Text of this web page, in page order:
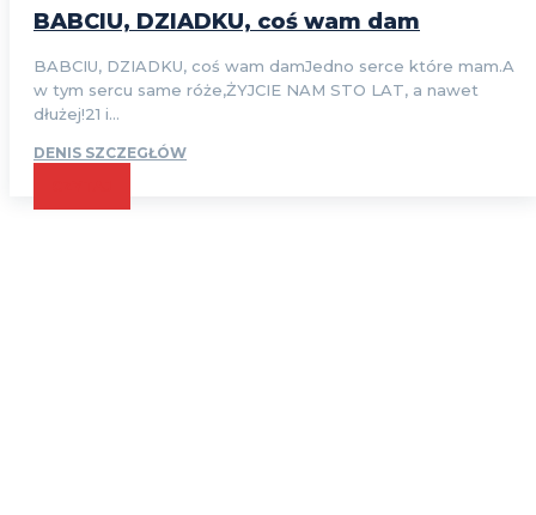
BABCIU, DZIADKU, coś wam dam
BABCIU, DZIADKU, coś wam damJedno serce które mam.A
w tym sercu same róże,ŻYJCIE NAM STO LAT, a nawet
dłużej!21 i...
DENIS SZCZEGŁÓW